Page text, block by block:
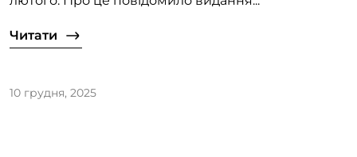
Читати
10 грудня, 2025